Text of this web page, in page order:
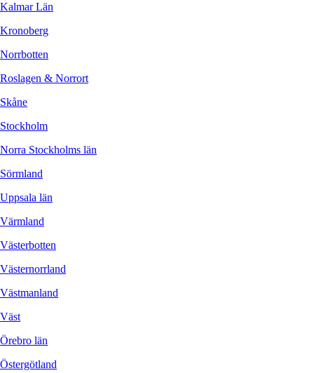
Kalmar Län
Kronoberg
Norrbotten
Roslagen & Norrort
Skåne
Stockholm
Norra Stockholms län
Sörmland
Uppsala län
Värmland
Västerbotten
Västernorrland
Västmanland
Väst
Örebro län
Östergötland